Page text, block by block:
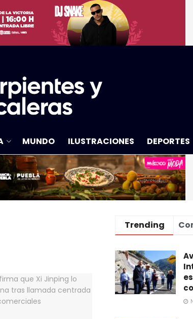
MUNDO ILUSTRACIONES DEPORTES
Trending